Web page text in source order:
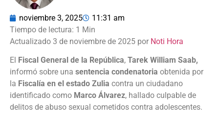
noviembre 3, 2025 11:31 am
Actualizado 3 de noviembre de 2025 por Noti Hora
El Fiscal General de la República, Tarek William Saab,
informó sobre una sentencia condenatoria obtenida por
la Fiscalía en el estado Zulia contra un ciudadano
identificado como Marco Álvarez, hallado culpable de
delitos de abuso sexual cometidos contra adolescentes.